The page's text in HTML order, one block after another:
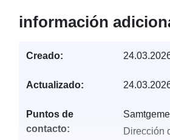
información
Creado:
Actualizado:
Puntos de
contacto:
Dirección